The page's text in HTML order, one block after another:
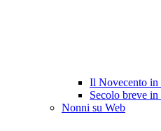
Il Novecento
Secolo breve
Nonni su Web